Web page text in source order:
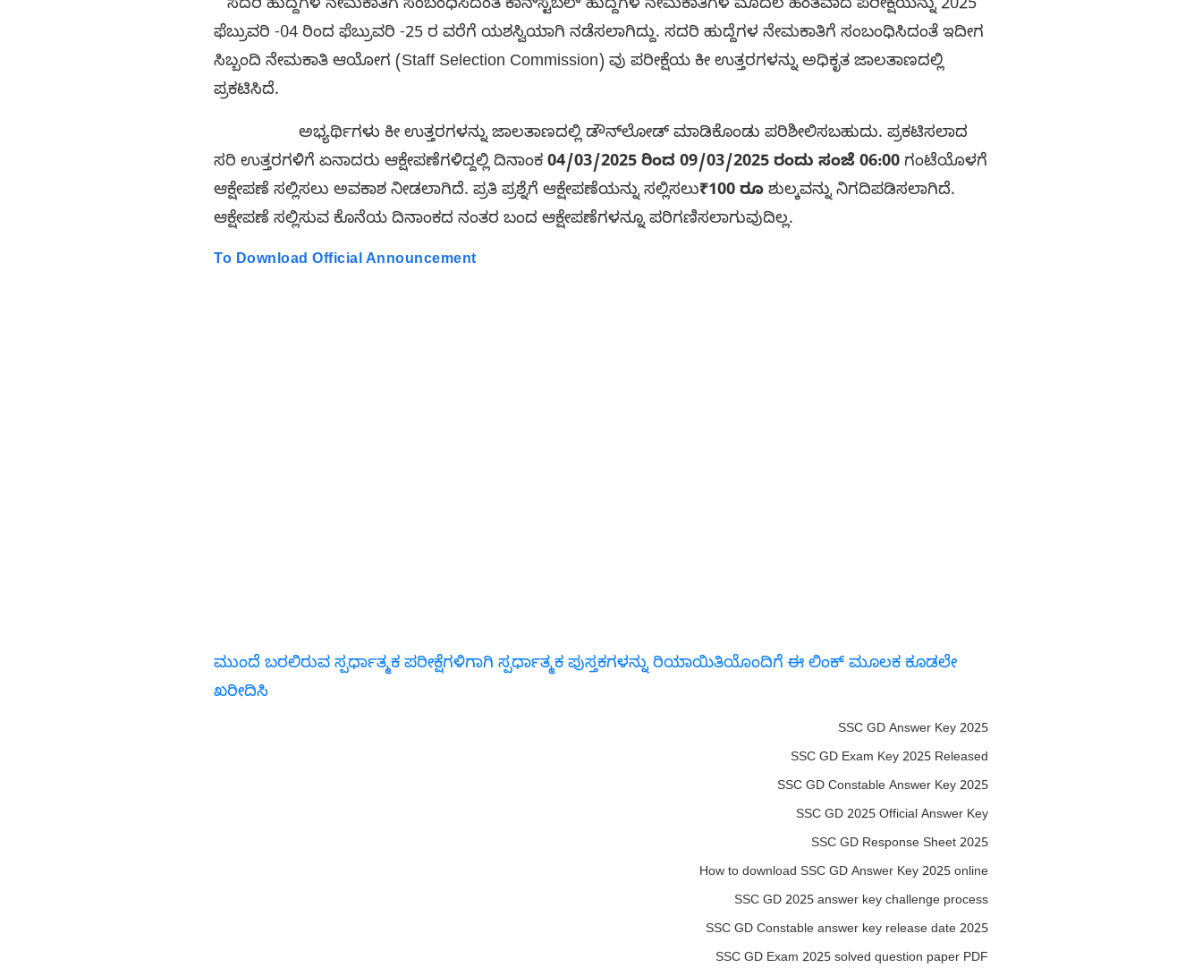
ಸದರಿ ಹುದ್ದೆಗಳ ನೇಮಕಾತಿಗೆ ಸಂಬಂಧಿಸಿದಂತೆ ಕಾನ್‌ಸ್ಟೆಬಲ್ ಹುದ್ದೆಗಳ ನೇಮಕಾತಿಗಳ ಮೊದಲ ಹಂತವಾದ ಪರೀಕ್ಷೆಯನ್ನು 2025
ಫೆಬ್ರುವರಿ -04 ರಿಂದ ಫೆಬ್ರುವರಿ -25 ರ ವರೆಗೆ ಯಶಸ್ವಿಯಾಗಿ ನಡೆಸಲಾಗಿದ್ದು. ಸದರಿ ಹುದ್ದೆಗಳ ನೇಮಕಾತಿಗೆ ಸಂಬಂಧಿಸಿದಂತೆ ಇದೀಗ
ಸಿಬ್ಬಂದಿ ನೇಮಕಾತಿ ಆಯೋಗ (Staff Selection Commission) ವು ಪರೀಕ್ಷೆಯ ಕೀ ಉತ್ತರಗಳನ್ನು ಅಧಿಕೃತ ಜಾಲತಾಣದಲ್ಲಿ
ಪ್ರಕಟಿಸಿದೆ.
ಅಭ್ಯರ್ಥಿಗಳು ಕೀ ಉತ್ತರಗಳನ್ನು ಜಾಲತಾಣದಲ್ಲಿ ಡೌನ್‌ಲೋಡ್ ಮಾಡಿಕೊಂಡು ಪರಿಶೀಲಿಸಬಹುದು. ಪ್ರಕಟಿಸಲಾದ
ಸರಿ ಉತ್ತರಗಳಿಗೆ ಏನಾದರು ಆಕ್ಷೇಪಣೆಗಳಿದ್ದಲ್ಲಿ ದಿನಾಂಕ 04/03/2025 ರಿಂದ 09/03/2025 ರಂದು ಸಂಜೆ 06:00 ಗಂಟೆಯೊಳಗೆ
ಆಕ್ಷೇಪಣೆ ಸಲ್ಲಿಸಲು ಅವಕಾಶ ನೀಡಲಾಗಿದೆ. ಪ್ರತಿ ಪ್ರಶ್ನೆಗೆ ಆಕ್ಷೇಪಣೆಯನ್ನು ಸಲ್ಲಿಸಲು₹100 ರೂ ಶುಲ್ಕವನ್ನು ನಿಗದಿಪಡಿಸಲಾಗಿದೆ.
ಆಕ್ಷೇಪಣೆ ಸಲ್ಲಿಸುವ ಕೊನೆಯ ದಿನಾಂಕದ ನಂತರ ಬಂದ ಆಕ್ಷೇಪಣೆಗಳನ್ನೂ ಪರಿಗಣಿಸಲಾಗುವುದಿಲ್ಲ.
To Download Official Announcement
ಮುಂದೆ ಬರಲಿರುವ ಸ್ಪರ್ಧಾತ್ಮಕ ಪರೀಕ್ಷೆಗಳಿಗಾಗಿ ಸ್ಪರ್ಧಾತ್ಮಕ ಪುಸ್ತಕಗಳನ್ನು ರಿಯಾಯಿತಿಯೊಂದಿಗೆ ಈ ಲಿಂಕ್ ಮೂಲಕ ಕೂಡಲೇ
ಖರೀದಿಸಿ
SSC GD Answer Key 2025
SSC GD Exam Key 2025 Released
SSC GD Constable Answer Key 2025
SSC GD 2025 Official Answer Key
SSC GD Response Sheet 2025
How to download SSC GD Answer Key 2025 online
SSC GD 2025 answer key challenge process
SSC GD Constable answer key release date 2025
SSC GD Exam 2025 solved question paper PDF